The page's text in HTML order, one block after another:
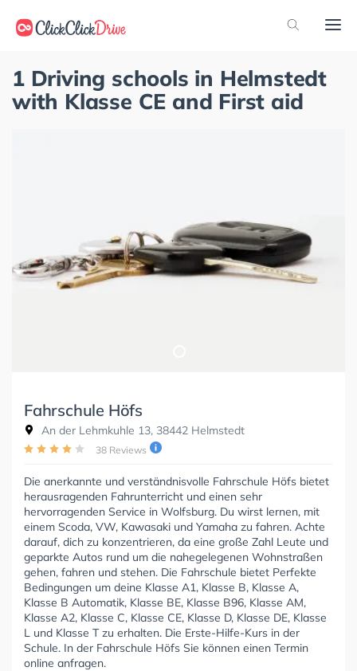
1 Driving schools in Helmstedt
with Klasse CE and First aid
Fahrschule Höfs
An der Lehmkuhle 13, 38442 Helmstedt
38 Reviews
Die anerkannte und verständnisvolle Fahrschule Höfs bietet
herausragenden Fahrunterricht und einen sehr
hervorragenden Service in Wolfsburg. Du wirst lernen, mit
einem Scoda, VW, Kawasaki und Yamaha zu fahren. Achte
darauf, dich zu konzentrieren, da eine große Zahl Leute und
geparkte Autos rund um die nahegelegenen Wohnstraßen
gehen, fahren und stehen. Die Fahrschule bietet Perfekte
Bedingungen um deine Klasse A1, Klasse B, Klasse A,
Klasse B Automatik, Klasse BE, Klasse B96, Klasse AM,
Klasse A2, Klasse C, Klasse CE, Klasse D, Klasse DE, Klasse
L und Klasse T zu erhalten. Die Erste-Hilfe-Kurs in der
Schule. In der Fahrschule Höfs Sie können einen Termin
online anfragen.